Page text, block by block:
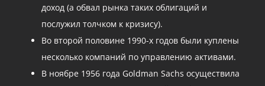
доход (а обвал рынка таких облигаций и
послужил толчком к кризису).
Во второй половине 1990-х годов были куплены
несколько компаний по управлению активами.
В ноябре 1956 года Goldman Sachs осуществила